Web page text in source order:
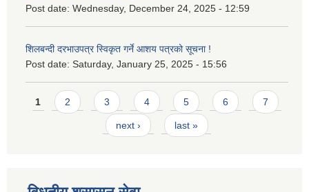
Post date: Wednesday, December 24, 2025 - 12:59
शिलबन्दी दरभाउपत्र स्विकृत गर्ने आशय पत्रको सूचना !
Post date: Saturday, January 25, 2025 - 15:56
Pages
1 2 3 4 5 6 7
next › last »